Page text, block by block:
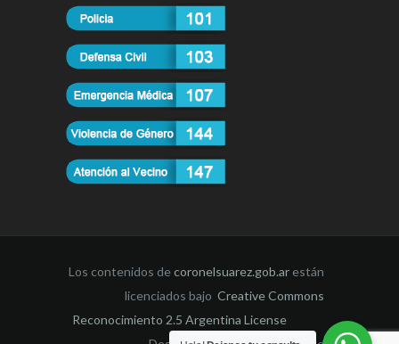
Los contenidos decoronelsuarez.gob.ar están
licenciados bajo Creative Commons
Reconocimiento 2.5 Argentina License